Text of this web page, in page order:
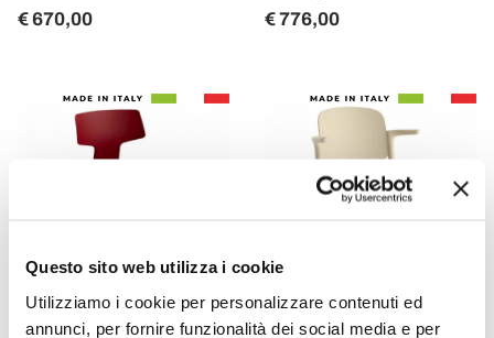
Questo sito web utilizza i cookie
Utilizziamo i cookie per personalizzare contenuti ed
annunci, per fornire funzionalità dei social media e per
€ 670,00 € 776,00